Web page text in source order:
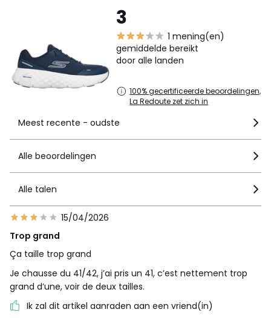
3
1 mening(en)
gemiddelde bereikt
door alle landen
100% gecertificeerde beoordelingen,
La Redoute zet zich in
Meest recente - oudste
Alle beoordelingen
Alle talen
15/04/2026
Trop grand
Ça taille trop grand
Je chausse du 41/42, j’ai pris un 41, c’est nettement trop
grand d’une, voir de deux tailles.
Ik zal dit artikel aanraden aan een vriend(in)